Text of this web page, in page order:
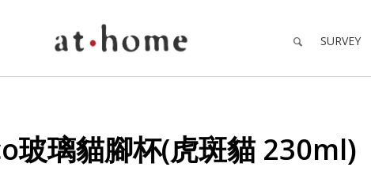
SURVEY
玻璃貓腳杯(虎斑貓 230ml)